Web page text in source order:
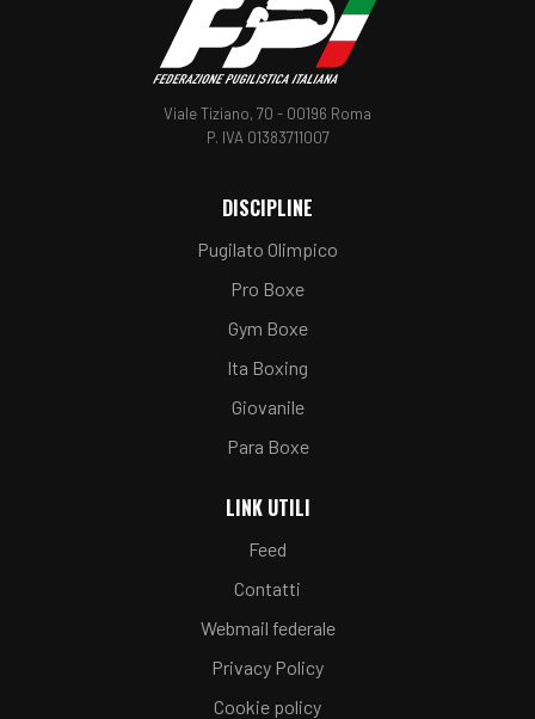
Viale Tiziano, 70 - 00196 Roma
P. IVA 01383711007
DISCIPLINE
Pugilato Olimpico
Pro Boxe
Gym Boxe
Ita Boxing
Giovanile
Para Boxe
LINK UTILI
Feed
Contatti
Webmail federale
Privacy Policy
Cookie policy